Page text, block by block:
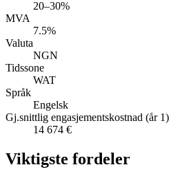
20–30%
MVA
7.5%
Valuta
NGN
Tidssone
WAT
Språk
Engelsk
Gj.snittlig engasjementskostnad (år 1)
14 674 €
Viktigste fordeler